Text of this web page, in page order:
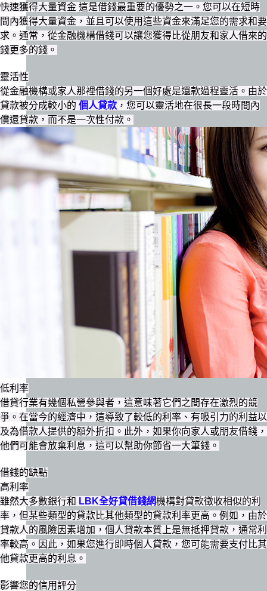
快速獲得大量資金 這是借錢最重要的優勢之一。您可以在短時
間內獲得大量資金，並且可以使用這些資金來滿足您的需求和要
求。通常，從金融機構借錢可以讓您獲得比從朋友和家人借來的
錢更多的錢。
靈活性
從金融機構或家人那裡借錢的另一個好處是還款過程靈活。由於
貸款被分成較小的 個人貸款 ，您可以靈活地在很長一段時間內
償還貸款，而不是一次性付款。
低利率
借貸行業有幾個私營參與者，這意味著它們之間存在激烈的競
爭。在當今的經濟中，這導致了較低的利率、有吸引力的利益以
及為借款人提供的額外折扣。此外，如果你向家人或朋友借錢，
他們可能會放棄利息，這可以幫助你節省一大筆錢。
借錢的缺點
高利率
雖然大多數銀行和 LBK全好貸借錢網機構對貸款徵收相似的利
率，但某些類型的貸款比其他類型的貸款利率更高。例如，由於
貸款人的風險因素增加，個人貸款本質上是無抵押貸款，通常利
率較高。因此，如果您進行即時個人貸款，您可能需要支付比其
他貸款更高的利息。
影響您的信用評分